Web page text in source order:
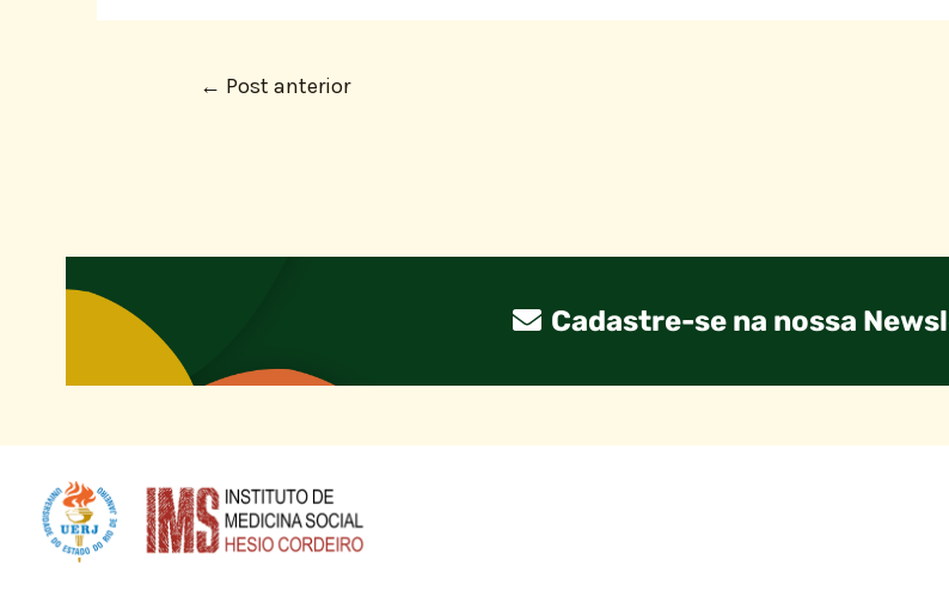
← Post anterior
Cadastre-se na nossa